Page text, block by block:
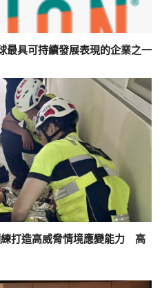
最具可持續發展表現的企業之一
練打造高威脅情境應變能力 高